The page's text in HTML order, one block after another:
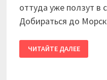
оттуда уже ползут в
Добираться до
2016
/
КАЛИНИНГРАД
ЧИТАЙТЕ ДАЛЕЕ